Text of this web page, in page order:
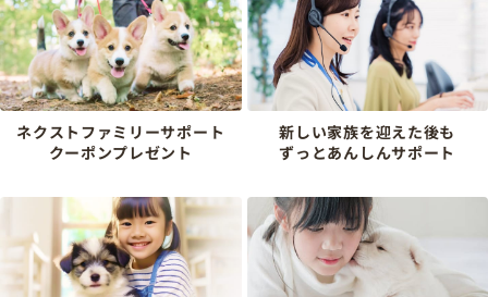
ネクストファミリーサポート
クーポンプレゼント
新しい家族を迎えた後も
ずっとあんしんサポート